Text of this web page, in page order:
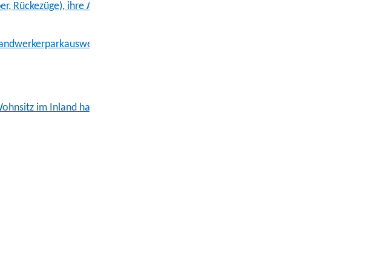
ihre Anhänger, Arbeitsmaschinen (z.B. Gabelstapler, Mähdrescher)
im Inland hatten